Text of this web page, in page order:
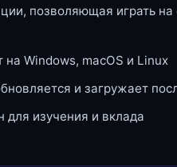
позволяющая играть
Windows, macOS и Linux
и загружает
для изучения и вклада